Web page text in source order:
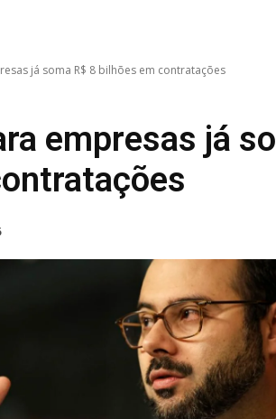
já soma R$ 8 bilhões em contratações
empresas já